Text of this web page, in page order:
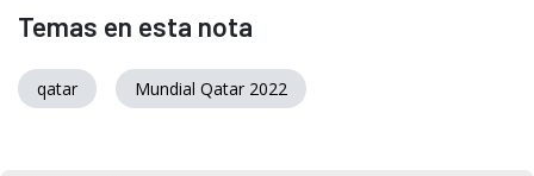
Temas en esta nota
qatar Mundial Qatar 2022